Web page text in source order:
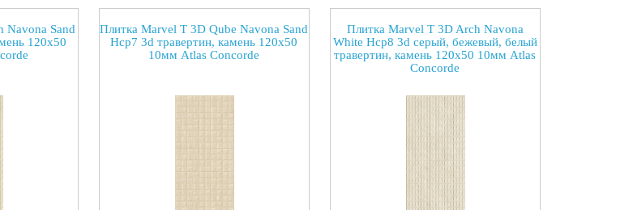
Navona Sand
120x50
Плитка Marvel T 3D Qube Navona Sand
Hcp7 3d травертин, камень 120x50
10мм Atlas Concorde
Плитка Marvel T 3D Arch Navona
White Hcp8 3d серый, бежевый, белый
травертин, камень 120x50 10мм Atlas
Concorde